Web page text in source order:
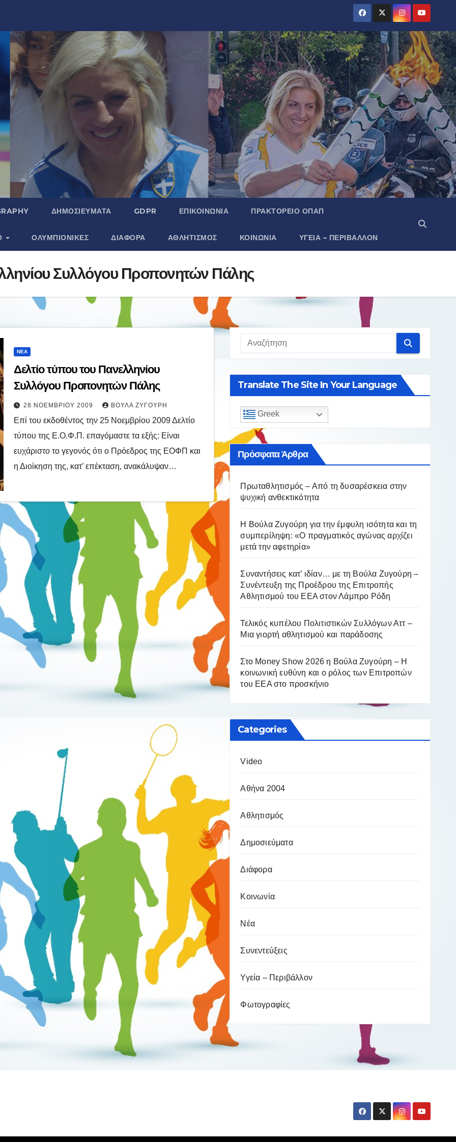
ΔΗΜΟΣΙΕΎΜΑΤΑ GDPR ΕΠΙΚΟΙΝΩΝΊΑ ΠΡΑΚΤΟΡΕΊΟ ΟΠΑΠ
ΟΛΥΜΠΙΟΝΊΚΕΣ ΔΙΆΦΟΡΑ ΑΘΛΗΤΙΣΜΌΣ ΚΟΙΝΩΝΊΑ ΥΓΕΊΑ – ΠΕΡΙΒΆΛΛΟΝ
Συλλόγου Προπονητών Πάλης
ΝΈΑ
Δελτίο τύπου του Πανελληνίου
Συλλόγου Προπονητών Πάλης
28 ΝΟΕΜΒΡΊΟΥ 2009 ΒΟΎΛΑ ΖΥΓΟΎΡΗ
Επί του εκδοθέντος την 25 Νοεμβρίου 2009 Δελτίο
τύπου της Ε.Ο.Φ.Π. επαγόμαστε τα εξής: Είναι
ευχάριστο το γεγονός ότι ο Πρόεδρος της ΕΟΦΠ και
η Διοίκηση της, κατ’ επέκταση, ανακάλυψαν…
Translate The Site In Your Language
Greek
Πρόσφατα Άρθρα
Πρωταθλητισμός – Από τη δυσαρέσκεια στην
ψυχική ανθεκτικότητα
Η Βούλα Ζυγούρη για την έμφυλη ισότητα και τη
συμπερίληψη: «Ο πραγματικός αγώνας αρχίζει
μετά την αφετηρία»
Συναντήσεις κατ’ ιδίαν… με τη Βούλα Ζυγούρη –
Συνέντευξη της Προέδρου της Επιτροπής
Αθλητισμού του ΕΕΑ στον Λάμπρο Ρόδη
Τελικός κυπέλου Πολιτιστικών Συλλόγων Αττ –
Μια γιορτή αθλητισμού και παράδοσης
Στο Money Show 2026 η Βούλα Ζυγούρη – Η
κοινωνική ευθύνη και ο ρόλος των Επιτροπών
του ΕΕΑ στο προσκήνιο
Categories
Video
Αθήνα 2004
Αθλητισμός
Δημοσιεύματα
Διάφορα
Κοινωνία
Νέα
Συνεντεύξεις
Υγεία – Περιβάλλον
Φωτογραφίες